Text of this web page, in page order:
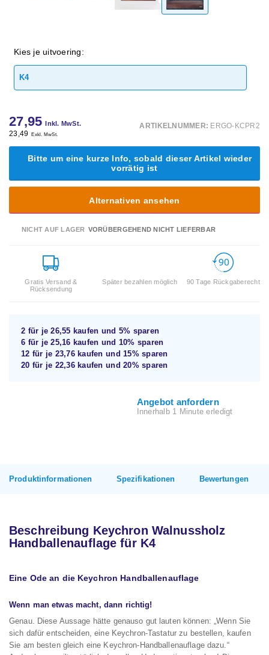
Kies je uitvoering:
K4
27,95 Inkl. MwSt.
23,49 Exkl. MwSt.
ARTIKELNUMMER: ERGO-KCPR2
Bitte um eine kurze Info, sobald dieser Artikel wieder
vorrätig ist
Alternativen ansehen
NICHT AUF LAGER VORÜBERGEHEND NICHT LIEFERBAR
Gratis Versand &
Rücksendung
Später bezahlen möglich 90 Tage Rückgaberecht
2 für je26,55 kaufen und 5% sparen
6 für je25,16 kaufen und 10% sparen
12 für je 23,76kaufen und15%sparen
20 für je 22,36kaufen und20%sparen
Angebot anfordern
Innerhalb 1 Minute erledigt
Produktinformationen Spezifikationen Bewertungen
Beschreibung Keychron Walnussholz
Handballenauflage für K4
Eine Ode an die Keychron Handballenauflage
Wenn man etwas macht, dann richtig!
Genau. Diese Aussage hätte genauso gut lauten können: „Wenn Sie
sich dafür entscheiden, eine Keychron-Tastatur zu bestellen, kaufen
Sie am besten gleich eine Keychron-Handballenauflage dazu.“